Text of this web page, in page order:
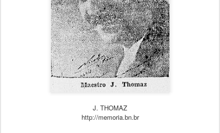
J. THOMAZ
http://memoria.bn.br